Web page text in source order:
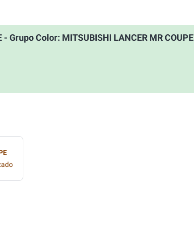
Grupo Color: MITSUBISHI LANCER MR COUPE